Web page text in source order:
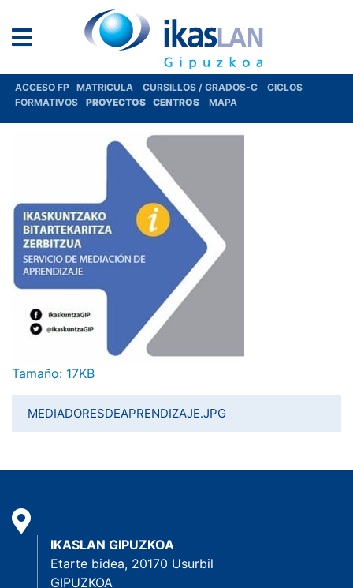
ACCESO FP MATRICULA CURSILLOS / GRADOS-C
CICLOS
FORMATIVOS
PROYECTOS CENTROS MAPA
Haga clic aquí para ver la imagen a tamaño completo…
Tamaño: 17KB
MEDIADORESDEAPRENDIZAJE.JPG
IKASLAN GIPUZKOA
Etarte bidea, 20170 Usurbil
GIPUZKOA